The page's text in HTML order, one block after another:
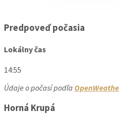
Predpoveď počasia
Lokálny čas
14:55
Údaje o počasí podľa
Horná Krupá